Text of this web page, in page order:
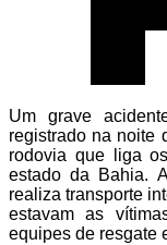
Um grave
registrado na noite
rodovia que liga
estado da Bahia.
realiza transporte
estavam as
equipes de resgate